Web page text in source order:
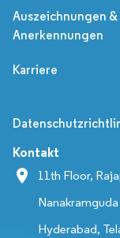
Auszeichnungen &
Anerkennungen
Karriere
Kontakt
11th Floor,
Hyderabad,